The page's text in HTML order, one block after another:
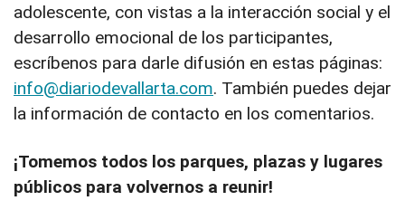
adolescente, con vistas a la interacción social y el
desarrollo emocional de los participantes,
escríbenos para darle difusión en estas páginas:
info@diariodevallarta.com. También puedes dejar
la información de contacto en los comentarios.
¡Tomemos todos los parques, plazas y lugares
públicos para volvernos a reunir!